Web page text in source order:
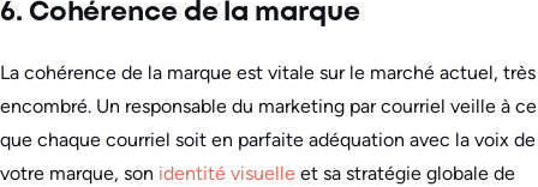
6. Cohérence de la marque
La cohérence de la marque est vitale sur le marché actuel, très
encombré. Un responsable du marketing par courriel veille à ce
que chaque courriel soit en parfaite adéquation avec la voix de
votre marque, son identité visuelle et sa stratégie globale de